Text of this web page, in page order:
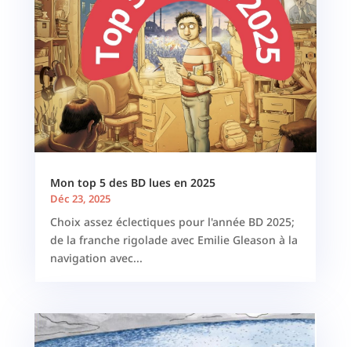
Mon top 5 des BD lues en 2025
Déc 23, 2025
Choix assez éclectiques pour l'année BD 2025;
de la franche rigolade avec Emilie Gleason à la
navigation avec...